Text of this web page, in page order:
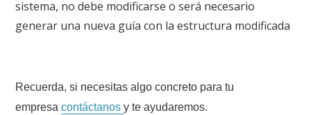
sistema, no debe modificarse o será necesario
generar una nueva guía con la estructura modificada
Recuerda, si necesitas algo concreto para tu
empresacontáctanosy te ayudaremos.